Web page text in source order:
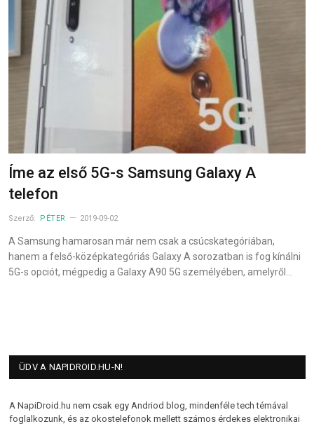
Íme az első 5G-s Samsung Galaxy A
telefon
Szerző: PÉTER 2019-09-02
A Samsung hamarosan már nem csak a csúcskategóriában,
hanem a felső-középkategóriás Galaxy A sorozatban is fog kínálni
5G-s opciót, mégpedig a Galaxy A90 5G személyében, amelyről…
ÜDV A NAPIDROID.HU-N!
A NapiDroid.hu nem csak egy Andriod blog, mindenféle tech témával
foglalkozunk, és az okostelefonok mellett számos érdekes elektronikai